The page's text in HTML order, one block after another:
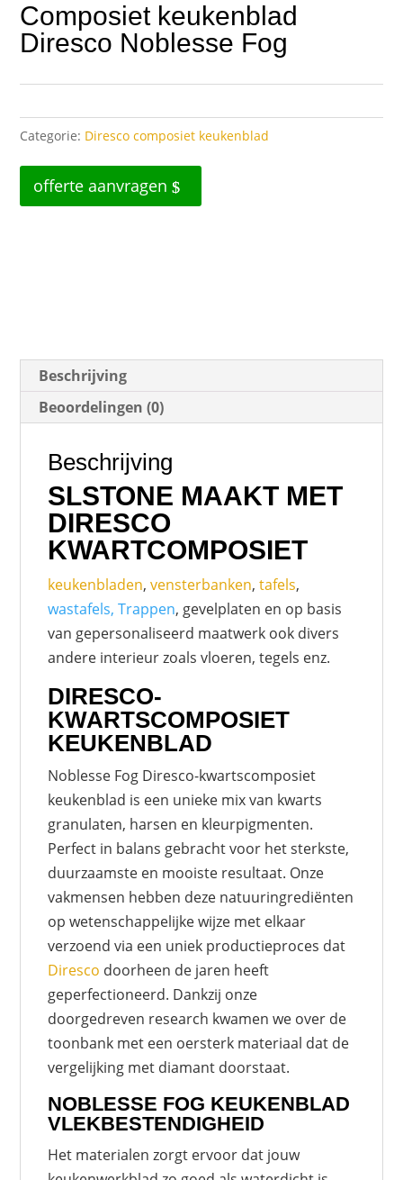
Composiet keukenblad
Diresco Noblesse Fog
Categorie: Diresco composiet keukenblad
offerte aanvragen
Beschrijving
Beoordelingen (0)
Beschrijving
SLSTONE MAAKT MET
DIRESCO
KWARTCOMPOSIET
keukenbladen,vensterbanken,tafels,
wastafels, Trappen, gevelplaten en op basis
van gepersonaliseerd maatwerk ook divers
andere interieur zoals vloeren, tegels enz.
DIRESCO-
KWARTSCOMPOSIET
KEUKENBLAD
Noblesse Fog Diresco-kwartscomposiet
keukenblad is een unieke mix van kwarts
granulaten, harsen en kleurpigmenten.
Perfect in balans gebracht voor het sterkste,
duurzaamste en mooiste resultaat. Onze
vakmensen hebben deze natuuringrediënten
op wetenschappelijke wijze met elkaar
verzoend via een uniek productieproces dat
Diresco doorheen de jaren heeft
geperfectioneerd. Dankzij onze
doorgedreven research kwamen we over de
toonbank met een oersterk materiaal dat de
vergelijking met diamant doorstaat.
NOBLESSE FOG KEUKENBLAD
VLEKBESTENDIGHEID
Het materialen zorgt ervoor dat jouw